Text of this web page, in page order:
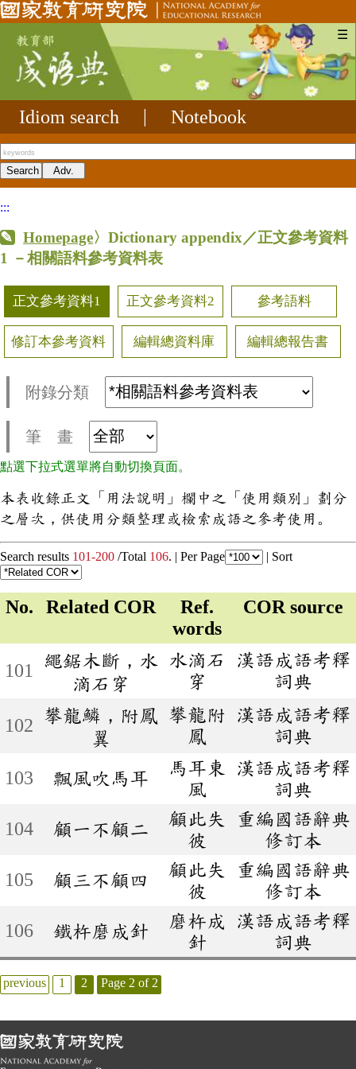
☰
Idiom search Notebook
:::
Homepage〉Dictionary appendix／正文參考資料
1
－相關語料參考資料表
正文參考資料1 正文參考資料2 參考語料
修訂本參考資料 編輯總資料庫 編輯總報告書
附錄分類
筆 畫
點選下拉式選單將自動切換頁面。
本表收錄正文「用法說明」欄中之「使用類別」劃分
之層次，供使用分類整理或檢索成語之參考使用。
Search results 101-200 /Total 106. | Per Page | Sort
No. Related COR
Ref.
words
COR source
101
繩鋸木斷，水
滴石穿
水滴石
穿
漢語成語考釋
詞典
102 攀龍鱗，附鳳
翼
攀龍附
鳳
漢語成語考釋
詞典
103 飄風吹馬耳
馬耳東
風
漢語成語考釋
詞典
104
顧一不顧二
顧此失
彼
重編國語辭典
修訂本
105
顧三不顧四
顧此失
彼
重編國語辭典
修訂本
106
鐵杵磨成針
磨杵成
針
漢語成語考釋
詞典
previous 1 2 Page 2 of 2